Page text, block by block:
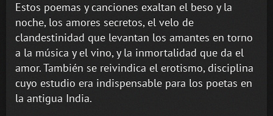
Estos poemas y canciones exaltan el beso y la
noche, los amores secretos, el velo de
clandestinidad que levantan los amantes en torno
a la música y el vino, y la inmortalidad que da el
amor. También se reivindica el erotismo, disciplina
cuyo estudio era indispensable para los poetas en
la antigua India.